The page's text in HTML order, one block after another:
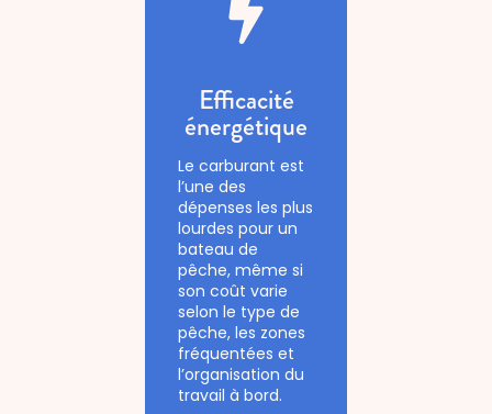
Efficacité
énergétique
Le carburant est
l’une des
dépenses les plus
lourdes pour un
bateau de
pêche, même si
son coût varie
selon le type de
pêche, les zones
fréquentées et
l’organisation du
travail à bord.